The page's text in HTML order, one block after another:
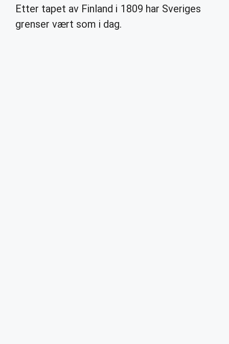
Etter tapet av Finland i 1809 har Sveriges
grenser vært som i dag.